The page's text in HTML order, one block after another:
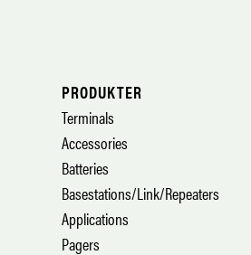
PRODUKTER
Terminals
Accessories
Batteries
Basestations/Link/Repeaters
Applications
Pagers